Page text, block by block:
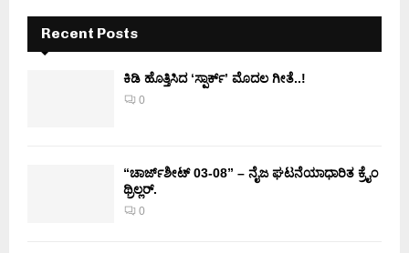
Recent Posts
ಕಿಡಿ‌‌ ಹೊತ್ತಿಸಿದ ‘ಸ್ಪಾರ್ಕ್’ ಮೊದಲ‌ ಗೀತೆ..!
0
“ಚಾರ್ಜ್‌ಶೀಟ್ 03-08” – ನೈಜ ಘಟನೆಯಾಧಾರಿತ ಕ್ರೈಂ
ಥ್ರಿಲ್ಲರ್.
0